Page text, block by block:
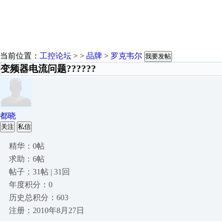
当前位置： 工控论坛 > > 品牌 > 罗克韦尔 我要发帖
变频器电流问题??????
都晓
关注 私信
精华：0帖
求助：6帖
帖子：31帖 | 31回
年度积分：0
历史总积分：603
注册：2010年8月27日